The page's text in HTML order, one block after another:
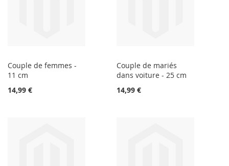
Couple de femmes -
11 cm
14,99 €
Couple de mariés
dans voiture - 25 cm
14,99 €